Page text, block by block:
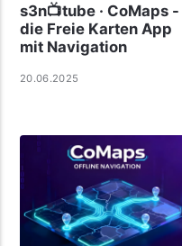
s3n📺tube · CoMaps -
die Freie Karten App
mit Navigation
20.06.2025